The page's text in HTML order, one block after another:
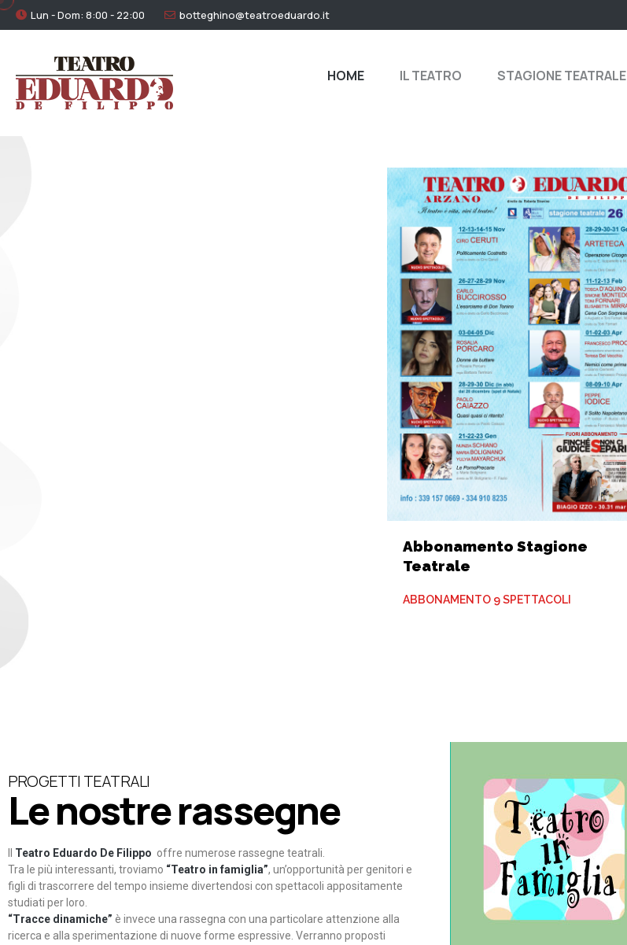
Lun - Dom: 8:00 - 22:00 botteghino@teatroeduardo.it
HOME IL TEATRO STAGIONE TEATRALE
Abbonamento Stagione
Teatrale
ABBONAMENTO 9 SPETTACOLI
PROGETTI TEATRALI
Le nostre rassegne
Teatro Eduardo De Filippo offre numerose rassegne teatrali.
Tra le più interessanti, troviamo “Teatro in famiglia”, un’opportunità per genitori e
figli di trascorrere del tempo insieme divertendosi con spettacoli appositamente
studiati per loro.
“Tracce dinamiche” è invece una rassegna con una particolare attenzione alla
ricerca e alla sperimentazione di nuove forme espressive. Verranno proposti
Teatro in famiglia
Teatro In Famiglia è una
rassegna di teatro concepita
per far condividere e godere
del teatro all’intera famiglia.
Continua